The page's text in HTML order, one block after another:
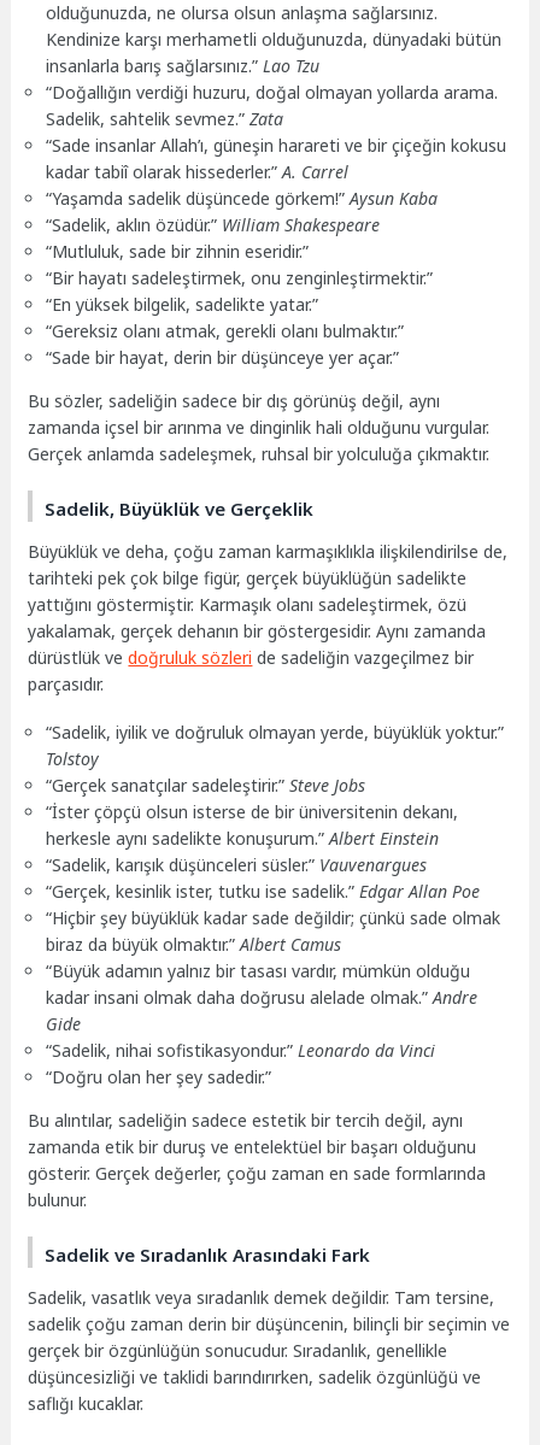
olduğunuzda, ne olursa olsun anlaşma sağlarsınız.
Kendinize karşı merhametli olduğunuzda, dünyadaki bütün
insanlarla barış sağlarsınız.”Lao Tzu
“Doğallığın verdiği huzuru, doğal olmayan yollarda arama.
Sadelik, sahtelik sevmez.”Zata
“Sade insanlar Allah’ı, güneşin harareti ve bir çiçeğin kokusu
kadar tabiî olarak hissederler.”A. Carrel
“Yaşamda sadelik düşüncede görkem!”Aysun Kaba
“Sadelik, aklın özüdür.” William Shakespeare
“Mutluluk, sade bir zihnin eseridir.”
“Bir hayatı sadeleştirmek, onu zenginleştirmektir.”
“En yüksek bilgelik, sadelikte yatar.”
“Gereksiz olanı atmak, gerekli olanı bulmaktır.”
“Sade bir hayat, derin bir düşünceye yer açar.”
Bu sözler, sadeliğin sadece bir dış görünüş değil, aynı
zamanda içsel bir arınma ve dinginlik hali olduğunu vurgular.
Gerçek anlamda sadeleşmek, ruhsal bir yolculuğa çıkmaktır.
Sadelik, Büyüklük ve Gerçeklik
Büyüklük ve deha, çoğu zaman karmaşıklıkla ilişkilendirilse de,
tarihteki pek çok bilge figür, gerçek büyüklüğün sadelikte
yattığını göstermiştir. Karmaşık olanı sadeleştirmek, özü
yakalamak, gerçek dehanın bir göstergesidir. Aynı zamanda
dürüstlük vedoğruluk sözleri de sadeliğin vazgeçilmez bir
parçasıdır.
“Sadelik, iyilik ve doğruluk olmayan yerde, büyüklük yoktur.”
Tolstoy
“Gerçek sanatçılar sadeleştirir.”Steve Jobs
“İster çöpçü olsun isterse de bir üniversitenin dekanı,
herkesle aynı sadelikte konuşurum.”Albert Einstein
“Sadelik, karışık düşünceleri süsler.” Vauvenargues
“Gerçek, kesinlik ister, tutku ise sadelik.”Edgar Allan Poe
“Hiçbir şey büyüklük kadar sade değildir; çünkü sade olmak
biraz da büyük olmaktır.”Albert Camus
“Büyük adamın yalnız bir tasası vardır, mümkün olduğu
kadar insani olmak daha doğrusu alelade olmak.”Andre
Gide
“Sadelik, nihai sofistikasyondur.”Leonardo da Vinci
“Doğru olan her şey sadedir.”
Bu alıntılar, sadeliğin sadece estetik bir tercih değil, aynı
zamanda etik bir duruş ve entelektüel bir başarı olduğunu
gösterir. Gerçek değerler, çoğu zaman en sade formlarında
bulunur.
Sadelik ve Sıradanlık Arasındaki Fark
Sadelik, vasatlık veya sıradanlık demek değildir. Tam tersine,
sadelik çoğu zaman derin bir düşüncenin, bilinçli bir seçimin ve
gerçek bir özgünlüğün sonucudur. Sıradanlık, genellikle
düşüncesizliği ve taklidi barındırırken, sadelik özgünlüğü ve
saflığı kucaklar.